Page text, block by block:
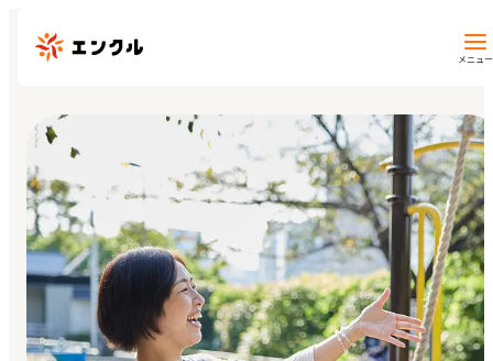
メニュー
保育園・幼稚園を探す
地図から探す
地域から探す
マイページ